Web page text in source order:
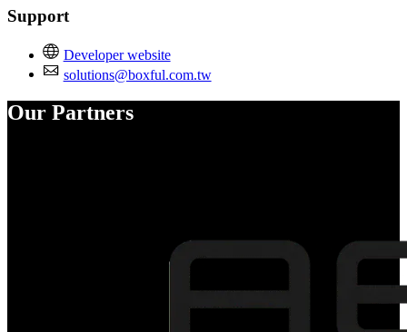
Support
Developer website
solutions@boxful.com.tw
Our Partners